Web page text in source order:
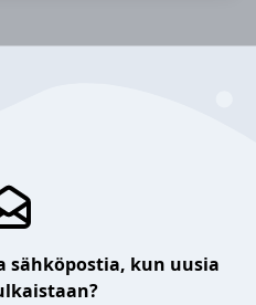
sähköpostia, kun uusia